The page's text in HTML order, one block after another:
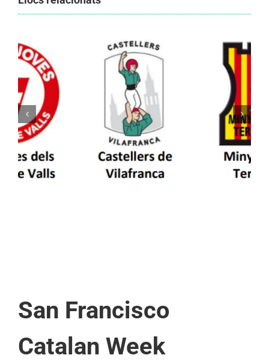
Els Castellers de Vilafranca unieixen tradició i
patrimoni en un viatge de colla a la Vall
d’Aran i a la Vall de Boí
San Francisco
Catalan Week